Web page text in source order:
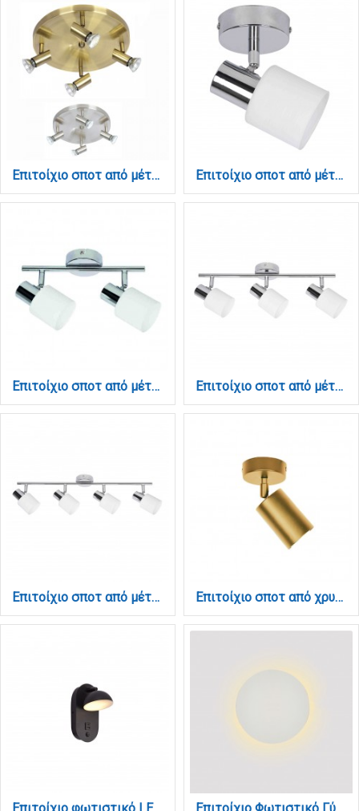
Επιτοίχιο σποτ από μέταλλο σε οξυντέ απόχρωση 4XGU10 D:30cm (9075-4Φ-Οξυντέ) Επιτοίχιο σποτ από μέταλλο σε χρώμιο απόχρωση 1XE14 D:8cm (9079-1Φ-Χρώμιο)
Επιτοίχιο σποτ από μέταλλο σε χρώμιο απόχρωση 2XE14 D:27cm (9079-2Φ-Χρώμιο) Επιτοίχιο σποτ από μέταλλο σε χρώμιο απόχρωση 3XE14 D:45cm (9079-3Φ-Χρώμιο)
Επιτοίχιο σποτ από μέταλλο σε χρώμιο απόχρωση 4XE14 D:62cm (9079-4Φ-Χρώμιο) Επιτοίχιο σποτ από χρυσαφί μέταλλο 1XGU10 D:15cm (9082-1)